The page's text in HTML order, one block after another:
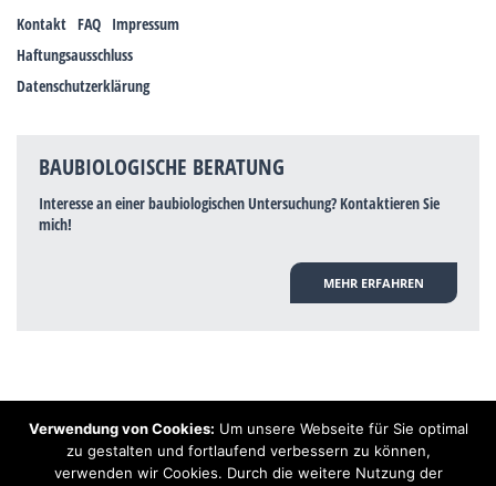
Kontakt FAQ Impressum
Haftungsausschluss
Datenschutzerklärung
BAUBIOLOGISCHE BERATUNG
Interesse an einer baubiologischen Untersuchung? Kontaktieren Sie
mich!
MEHR ERFAHREN
Hinweis: Trotz zahlreicher Studien, die einen Zusammenhang zwischen
Elektrosmog und gesundheitlichen Problemen aufzeigen, ist es von der
praktischen Schulmedizin bisher wissenschaftlich nicht anerkannt, dass
Verwendung von Cookies: Um unsere Webseite für Sie optimal
zu gestalten und fortlaufend verbessern zu können,
verwenden wir Cookies. Durch die weitere Nutzung der